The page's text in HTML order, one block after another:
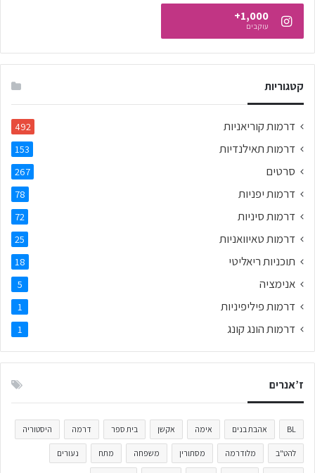
1,000+
עוקבים
קטגוריות
דרמות קוריאניות 492
דרמות תאילנדיות 153
סרטים 267
דרמות יפניות 78
דרמות סיניות 72
דרמות טאיוואניות 25
תוכניות ריאליטי 18
אנימציה 5
דרמות פיליפיניות 1
דרמות הונג קונג 1
ז’אנרים
BL אהבת בנים אימה אקשן בית ספר דרמה היסטוריה
להט"ב מלודרמה מסתורין משפחה מתח נעורים